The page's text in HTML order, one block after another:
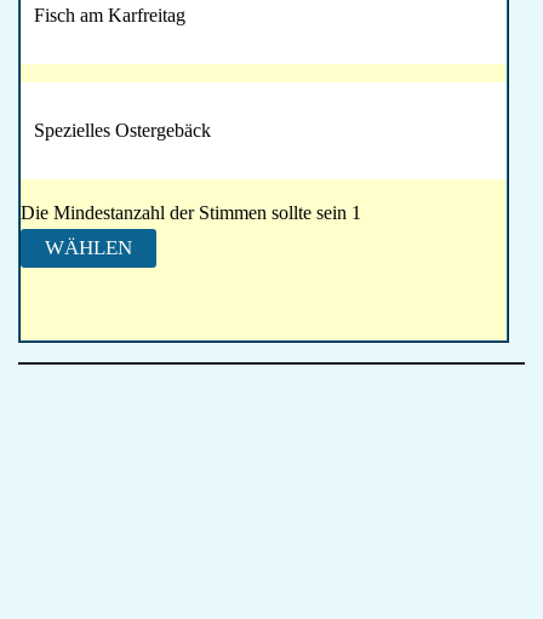
Fisch am Karfreitag
Spezielles Ostergebäck
Die Mindestanzahl der Stimmen sollte sein 1